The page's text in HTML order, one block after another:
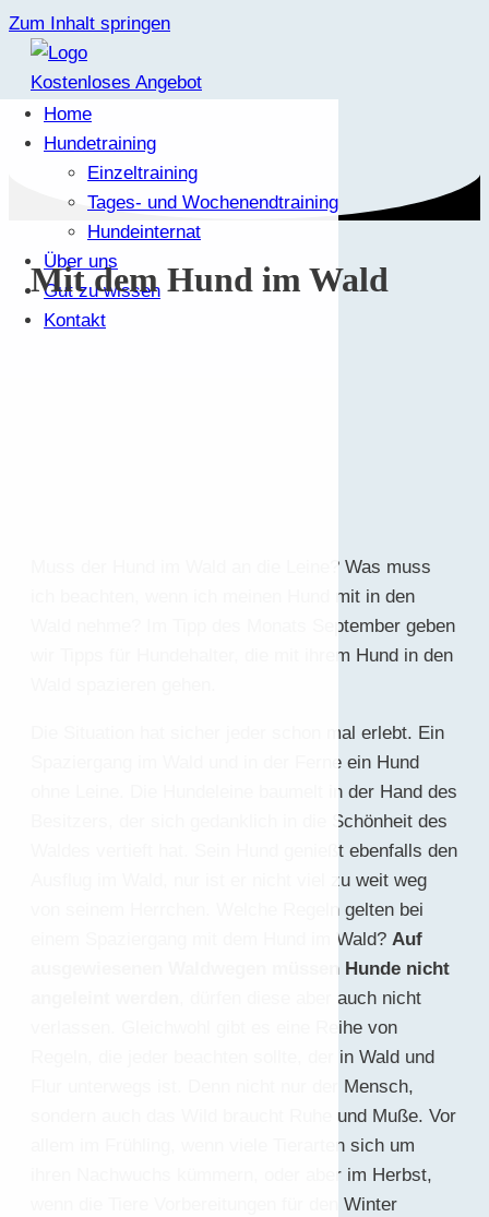
Zum Inhalt springen
Home
Hundetraining
Einzeltraining
Tages- und Wochenendtraining
Hundeinternat
Über uns
Gut zu wissen
Kontakt
Kostenloses Angebot
Mit dem Hund im Wald
Muss der Hund im Wald an die Leine? Was muss
ich beachten, wenn ich meinen Hund mit in den
Wald nehme? Im Tipp des Monats September geben
wir Tipps für Hundehalter, die mit ihrem Hund in den
Die Situation hat sicher jeder schon mal erlebt. Ein
Spaziergang im Wald und in der Ferne ein Hund
ohne Leine. Die Hundeleine baumelt in der Hand des
Besitzers, der sich gedanklich in die Schönheit des
Waldes vertieft hat. Sein Hund genießt ebenfalls den
Ausflug im Wald, nur ist er nicht viel zu weit weg
von seinem Herrchen. Welche Regeln gelten bei
einem Spaziergang mit dem Hund im Wald? Auf
ausgewiesenen Waldwegen müssen Hunde nicht
, dürfen diese aber auch nicht
verlassen. Gleichwohl gibt es eine Reihe von
Regeln, die jeder beachten sollte, der in Wald und
Flur unterwegs ist. Denn nicht nur der Mensch,
sondern auch das Wild braucht Ruhe und Muße. Vor
allem im Frühling, wenn viele Tierarten sich um
ihren Nachwuchs kümmern, oder aber im Herbst,
wenn die Tiere Vorbereitungen für den Winter